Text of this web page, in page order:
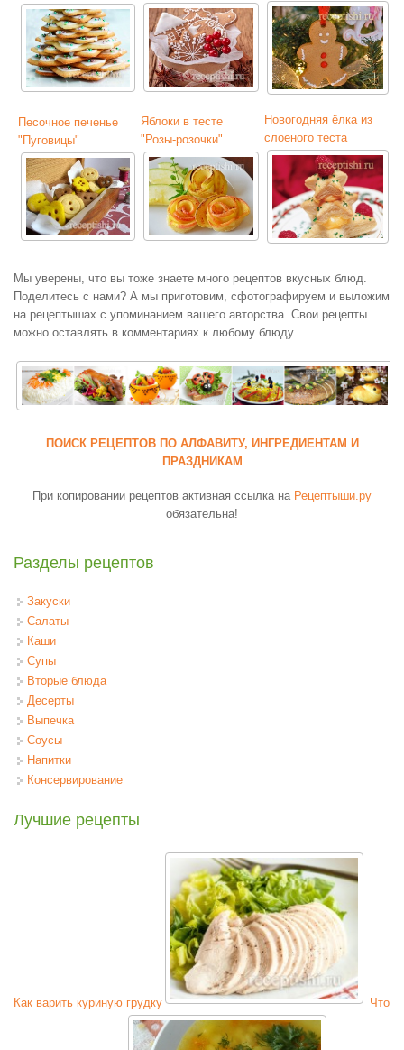
Песочное печенье
"Пуговицы"
Яблоки в тесте
"Розы-розочки"
Новогодняя ёлка из
слоеного теста
Мы уверены, что вы тоже знаете много рецептов вкусных блюд.
Поделитесь с нами? А мы приготовим, сфотографируем и выложим
на рецептышах с упоминанием вашего авторства. Свои рецепты
можно оставлять в комментариях к любому блюду.
ПОИСК РЕЦЕПТОВ ПО АЛФАВИТУ, ИНГРЕДИЕНТАМ И
ПРАЗДНИКАМ
При копировании рецептов активная ссылка на Рецептыши.ру
обязательна!
Разделы рецептов
Закуски
Салаты
Каши
Супы
Вторые блюда
Десерты
Выпечка
Соусы
Напитки
Консервирование
Лучшие рецепты
Как варить куриную грудку Что